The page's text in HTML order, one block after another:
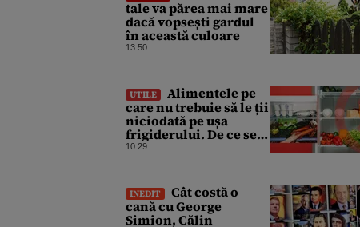
tale va părea mai mare
dacă vopsești gardul
în această culoare
13:50
UTILE
Alimentele pe
care nu trebuie să le ții
niciodată pe ușa
frigiderului. De ce se
strică mai repede
10:29
INEDIT
Cât costă o
cană cu George
Simion, Călin